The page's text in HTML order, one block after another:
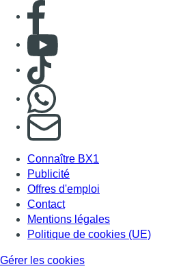
Consulter page Facebook
Consulter Youtube
Consulter TikTok
S'abonner à notre newsletter
Connaître BX1
Publicité
Offres d'emploi
Contact
Mentions légales
Politique de cookies (UE)
Gérer les cookies